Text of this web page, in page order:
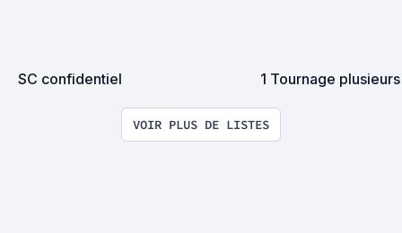
SC confidentiel 1 Tournage
VOIR PLUS DE LISTES